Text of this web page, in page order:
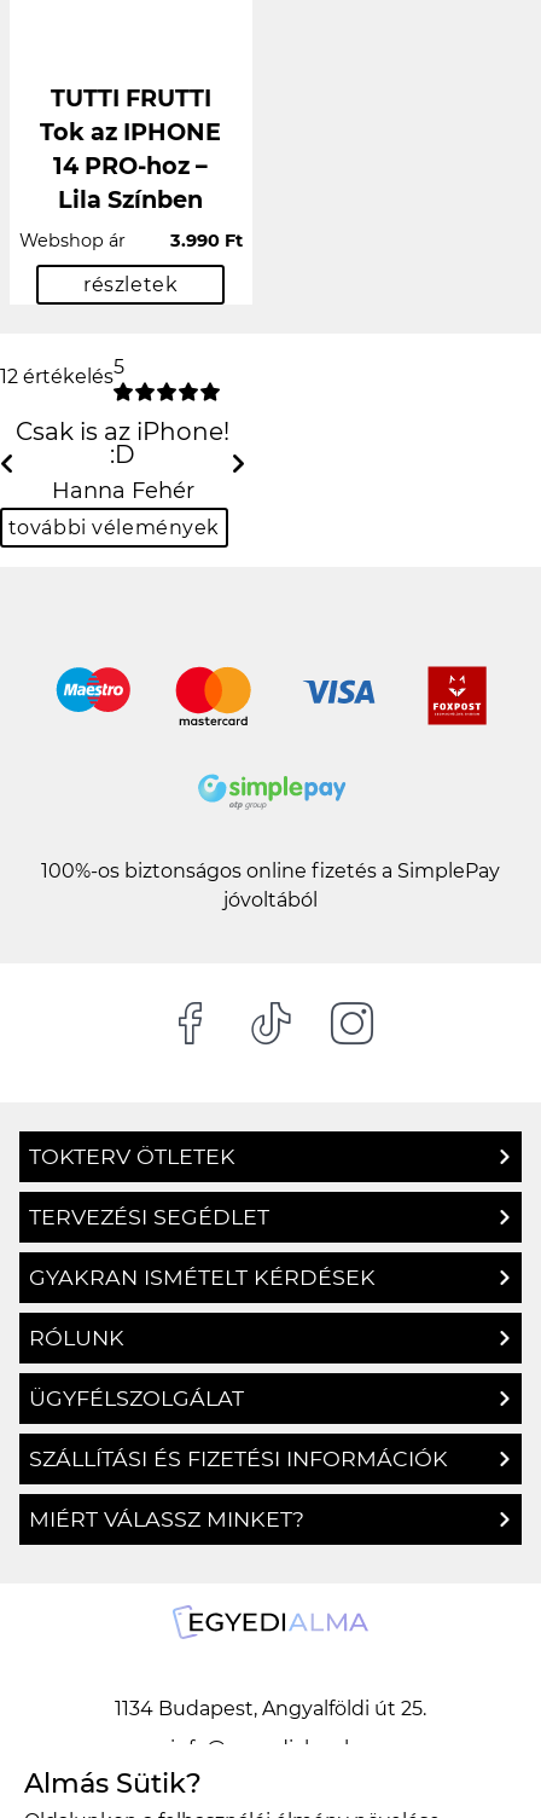
TUTTI FRUTTI
Tok az IPHONE
14 PRO-hoz –
Lila Színben
Webshop ár 3.990 Ft
részletek
12 értékelés5
Csak is az iPhone! :D
Previous
további vélemények
100%-os biztonságos online fizetés a SimplePay
jóvoltából
TOKTERV ÖTLETEK
TERVEZÉSI SEGÉDLET
GYAKRAN ISMÉTELT KÉRDÉSEK
RÓLUNK
ÜGYFÉLSZOLGÁLAT
SZÁLLÍTÁSI ÉS FIZETÉSI INFORMÁCIÓK
MIÉRT VÁLASSZ MINKET?
1134 Budapest, Angyalföldi út 25.
info@egyedialma.hu
Almás Sütik?